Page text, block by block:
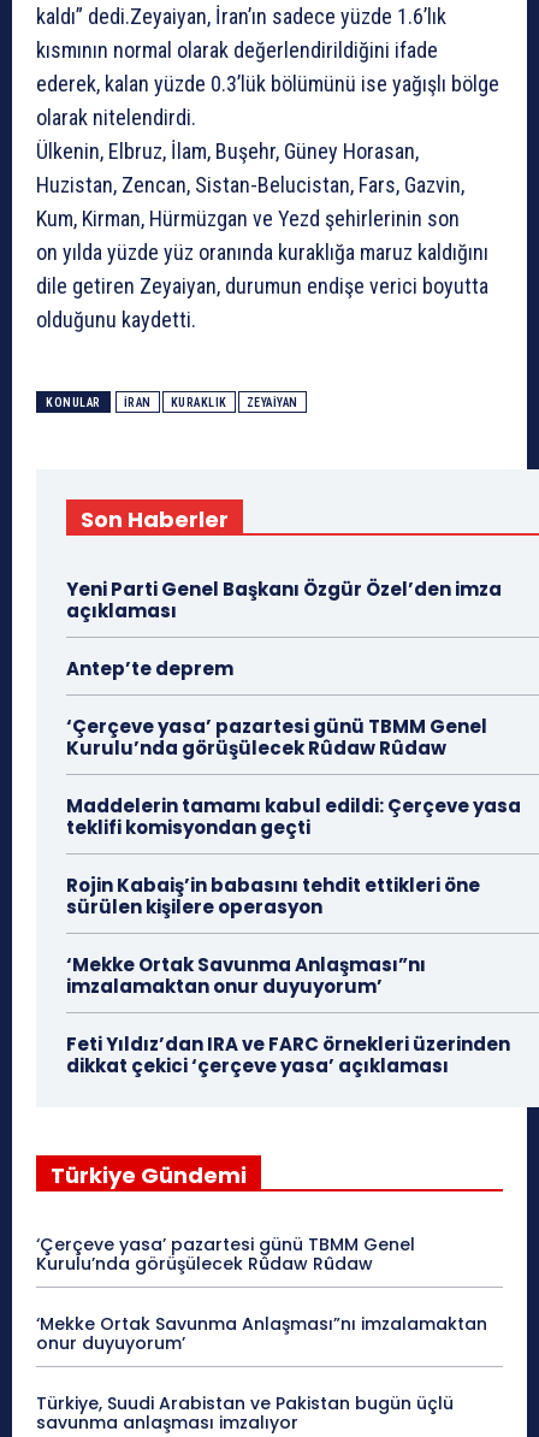
kaldı” dedi.Zeyaiyan, İran’ın sadece yüzde 1.6’lık
kısmının normal olarak değerlendirildiğini ifade
ederek, kalan yüzde 0.3’lük bölümünü ise yağışlı bölge
olarak nitelendirdi.
Ülkenin, Elbruz, İlam, Buşehr, Güney Horasan,
Huzistan, Zencan, Sistan-Belucistan, Fars, Gazvin,
Kum, Kirman, Hürmüzgan ve Yezd şehirlerinin son
on yılda yüzde yüz oranında kuraklığa maruz kaldığını
dile getiren Zeyaiyan, durumun endişe verici boyutta
olduğunu kaydetti.
KONULAR İRAN KURAKLIK ZEYAIYAN
Son Haberler
Yeni Parti Genel Başkanı Özgür Özel’den imza
açıklaması
Antep’te deprem
‘Çerçeve yasa’ pazartesi günü TBMM Genel
Kurulu’nda görüşülecek Rûdaw Rûdaw
Maddelerin tamamı kabul edildi: Çerçeve yasa
teklifi komisyondan geçti
Rojin Kabaiş’in babasını tehdit ettikleri öne
sürülen kişilere operasyon
‘Mekke Ortak Savunma Anlaşması”nı
imzalamaktan onur duyuyorum’
Feti Yıldız’dan IRA ve FARC örnekleri üzerinden
dikkat çekici ‘çerçeve yasa’ açıklaması
Türkiye Gündemi
‘Çerçeve yasa’ pazartesi günü TBMM Genel
Kurulu’nda görüşülecek Rûdaw Rûdaw
‘Mekke Ortak Savunma Anlaşması”nı imzalamaktan
onur duyuyorum’
Türkiye, Suudi Arabistan ve Pakistan bugün üçlü
savunma anlaşması imzalıyor